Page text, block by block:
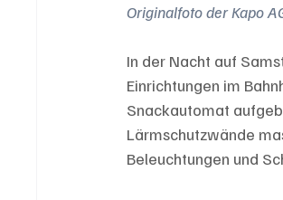
Originalfoto der Kapo
In der Nacht auf
Einrichtungen im
Snackautomat
Lärmschutzwände
Beleuchtungen und